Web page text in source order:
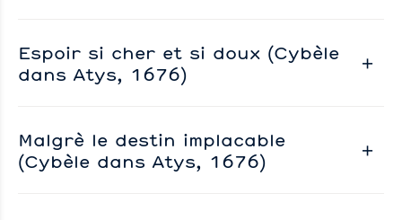
Espoir si cher et si doux (Cybèle
dans Atys, 1676)
Malgrè le destin implacable
(Cybèle dans Atys, 1676)